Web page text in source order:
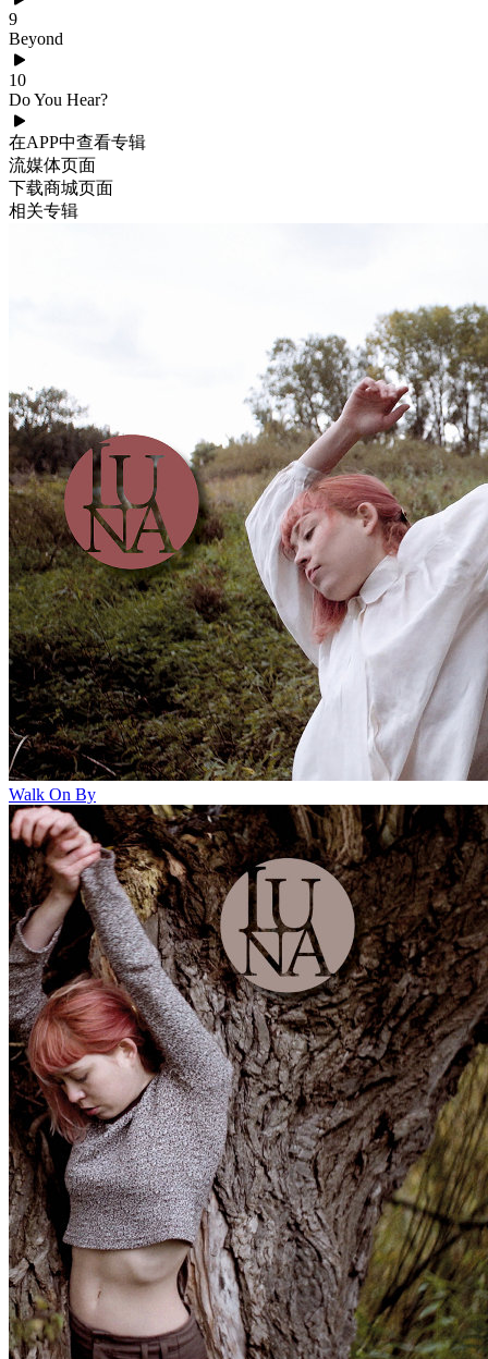
9
Beyond
10
Do You Hear?
在APP中查看专辑
流媒体页面
下载商城页面
相关专辑
Walk On By